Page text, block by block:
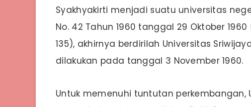
Syakhyakirti menjadi suatu universitas
No. 42 Tahun 1960 tanggal 29 Oktober
135), akhirnya berdirilah Universitas
dilakukan pada tanggal 3 November 1960.
Untuk memenuhi tuntutan perkembangan,